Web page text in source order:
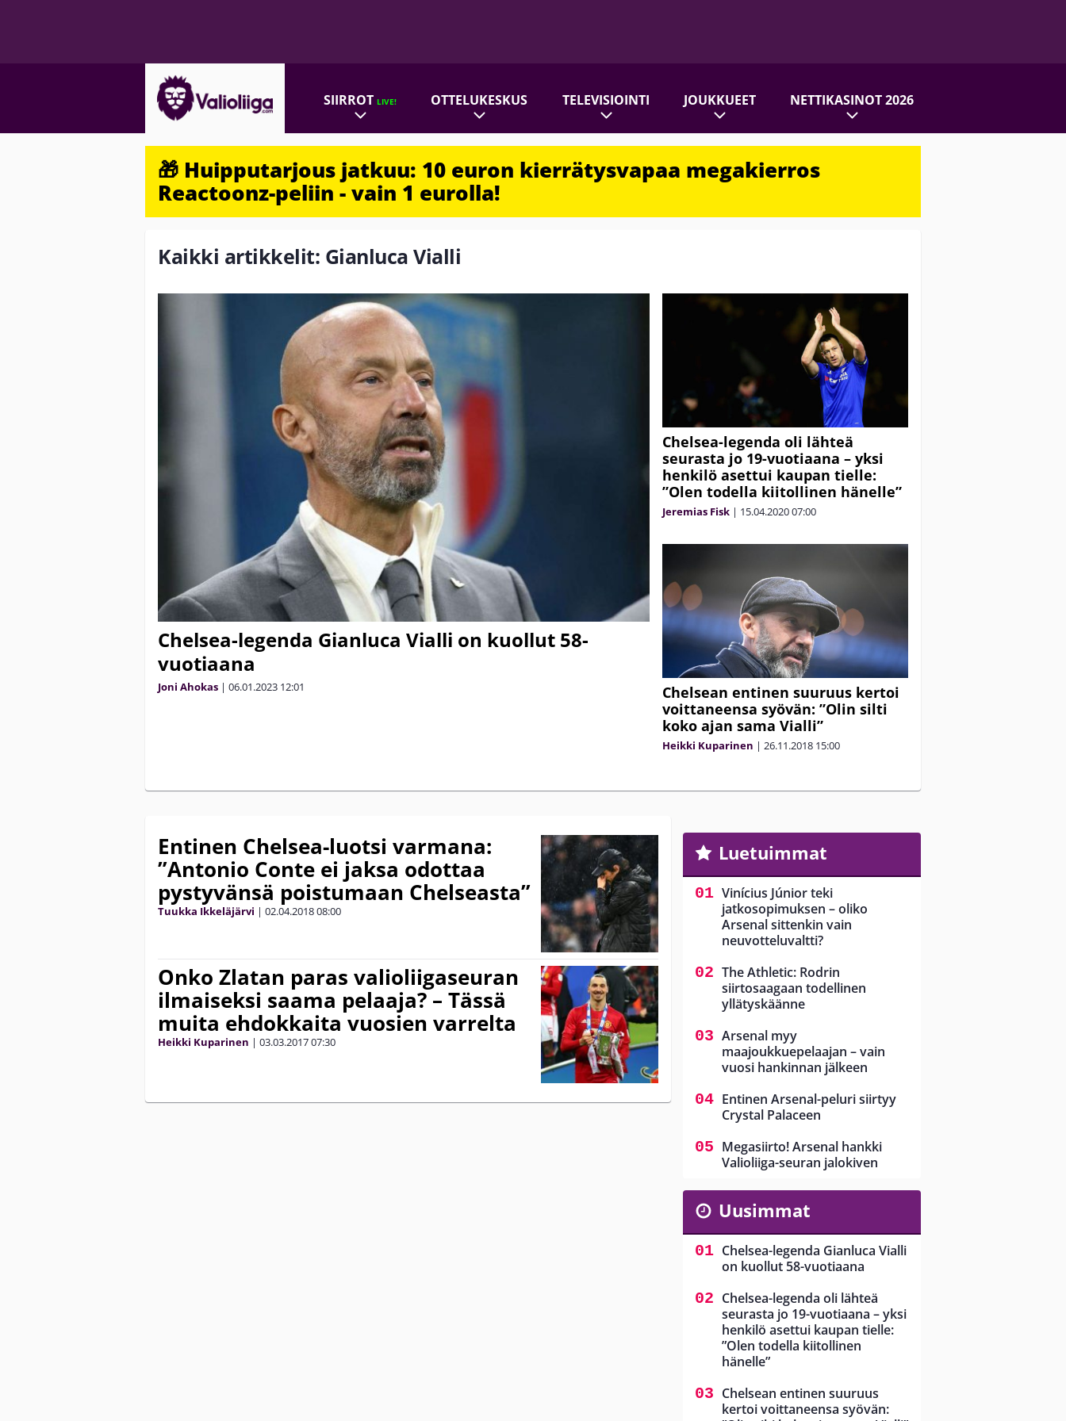
SIIRROTLIVE! OTTELUKESKUS TELEVISIOINTI JOUKKUEET NETTIKASINOT 2026
🎁 Huipputarjous jatkuu: 10 euron kierrätysvapaa megakierros
Reactoonz-peliin - vain 1 eurolla!
Kaikki artikkelit: Gianluca Vialli
Chelsea-legenda Gianluca Vialli on kuollut 58-
vuotiaana
Joni Ahokas | 06.01.2023 12:01
Chelsea-legenda oli lähteä
seurasta jo 19-vuotiaana – yksi
henkilö asettui kaupan tielle:
”Olen todella kiitollinen hänelle”
Jeremias Fisk | 15.04.202007:00
Chelsean entinen suuruus kertoi
voittaneensa syövän: ”Olin silti
koko ajan sama Vialli”
Heikki Kuparinen | 26.11.2018 15:00
Entinen Chelsea-luotsi varmana:
”Antonio Conte ei jaksa odottaa
pystyvänsä poistumaan Chelseasta”
Tuukka Ikkeläjärvi | 02.04.201808:00
Onko Zlatan paras valioliigaseuran
ilmaiseksi saama pelaaja? – Tässä
muita ehdokkaita vuosien varrelta
Heikki Kuparinen | 03.03.201707:30
Luetuimmat
Vinícius Júnior teki
jatkosopimuksen – oliko
Arsenal sittenkin vain
neuvotteluvaltti?
The Athletic: Rodrin
siirtosaagaan todellinen
yllätyskäänne
Arsenal myy
maajoukkuepelaajan – vain
vuosi hankinnan jälkeen
Entinen Arsenal-peluri siirtyy
Crystal Palaceen
Megasiirto! Arsenal hankki
Valioliiga-seuran jalokiven
Uusimmat
Chelsea-legenda Gianluca Vialli
on kuollut 58-vuotiaana
Chelsea-legenda oli lähteä
seurasta jo 19-vuotiaana – yksi
henkilö asettui kaupan tielle:
”Olen todella kiitollinen
hänelle”
Chelsean entinen suuruus
kertoi voittaneensa syövän: